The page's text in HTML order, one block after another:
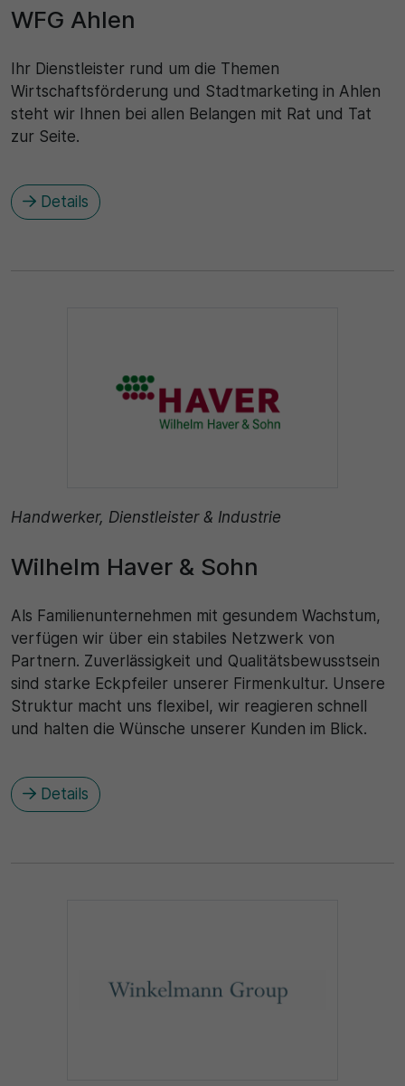
WFG Ahlen
Ihr Dienstleister rund um die Themen
Wirtschaftsförderung und Stadtmarketing in Ahlen
steht wir Ihnen bei allen Belangen mit Rat und Tat
zur Seite.
Details
Handwerker, Dienstleister & Industrie
Wilhelm Haver & Sohn
Als Familienunternehmen mit gesundem Wachstum,
verfügen wir über ein stabiles Netzwerk von
Partnern. Zuverlässigkeit und Qualitätsbewusstsein
sind starke Eckpfeiler unserer Firmenkultur. Unsere
Struktur macht uns flexibel, wir reagieren schnell
und halten die Wünsche unserer Kunden im Blick.
Details